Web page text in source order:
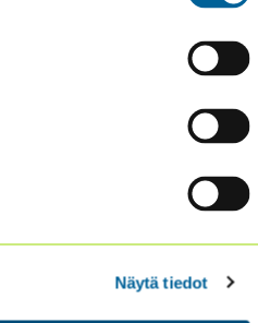
Näytä tiedot
ry / Oy Inreviso Ab